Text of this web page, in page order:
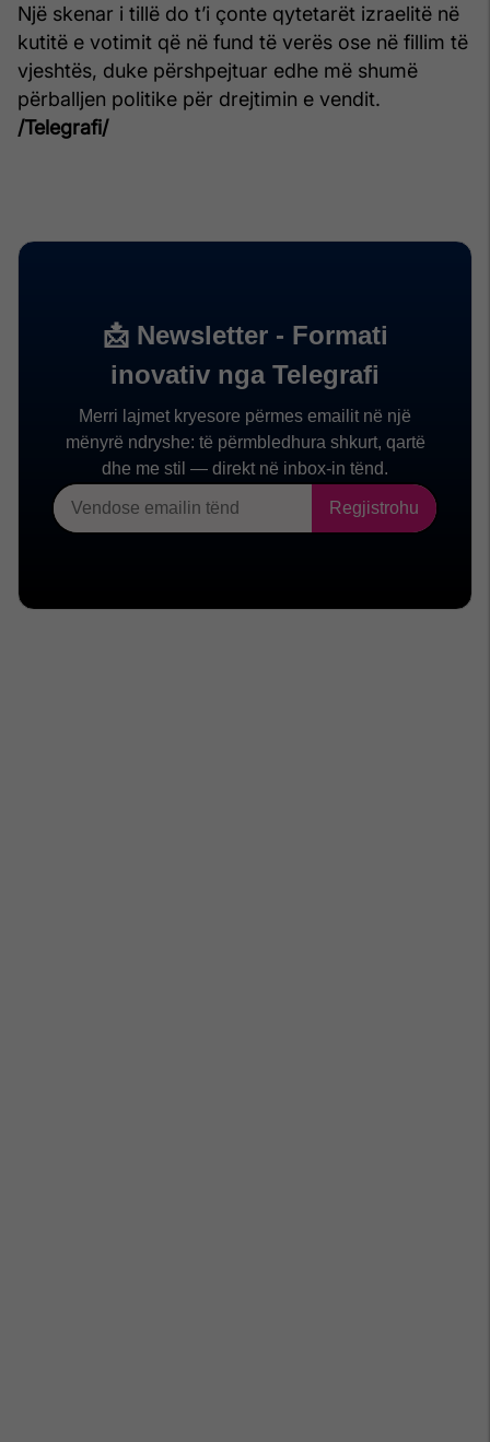
Një skenar i tillë do t’i çonte qytetarët izraelitë në
kutitë e votimit që në fund të verës ose në fillim të
vjeshtës, duke përshpejtuar edhe më shumë
përballjen politike për drejtimin e vendit.
/Telegrafi/